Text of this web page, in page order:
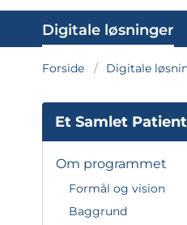
Digitale løsninger
Forside Digitale
Et Samlet
Om programmet
Formål og vision
Baggrund